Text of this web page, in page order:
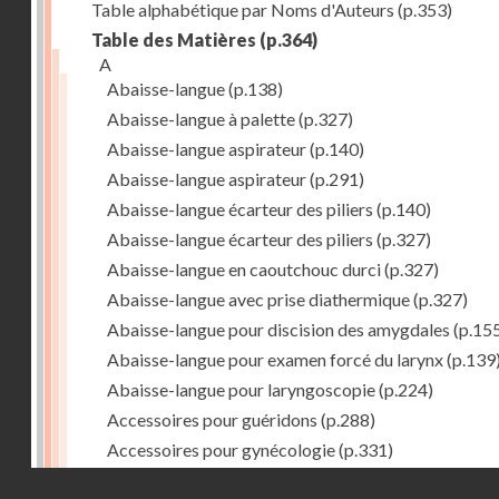
Table alphabétique par Noms d'Auteurs (p.353)
Table des Matières (p.364)
A
Abaisse-langue(p.138)
Abaisse-langue à palette(p.327)
Abaisse-langue aspirateur(p.140)
Abaisse-langue aspirateur(p.291)
Abaisse-langue écarteur des piliers (p.140)
Abaisse-langue écarteur des piliers (p.327)
Abaisse-langue en caoutchouc durci(p.327)
Abaisse-langue avec prise diathermique(p.327)
Abaisse-langue pour discision des amygdales
Abaisse-langue pour examen forcé du larynx
Abaisse-langue pour laryngoscopie(p.224)
Accessoires pour guéridons (p.288)
Accessoires pour gynécologie(p.331)